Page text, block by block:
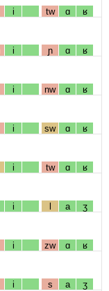
i tw ɑ ʁ
i ɲ ɑ ʁ
i nw ɑ ʁ
i sw ɑ ʁ
i tw ɑ ʁ
i l a ʒ
i zw ɑ ʁ
i s a ʒ